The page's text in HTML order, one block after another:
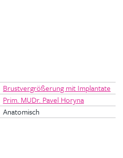
Brustvergrößerung mit Implantate
Prim. MUDr. Pavel Horyna
Anatomisch